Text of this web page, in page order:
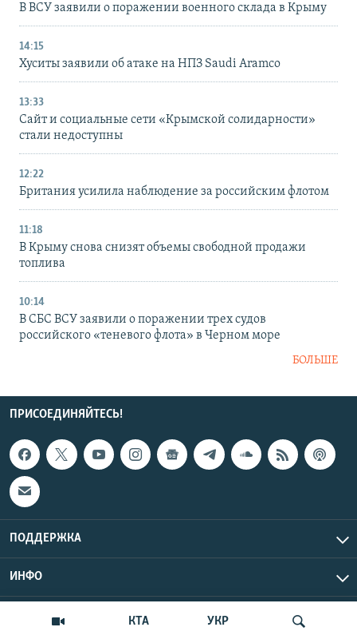
КТА УКР
В ВСУ заявили о поражении военного склада в Крыму
14:15
Хуситы заявили об атаке на НПЗ Saudi Aramco
13:33
Сайт и социальные сети «Крымской солидарности»
стали недоступны
12:22
Британия усилила наблюдение за российским флотом
11:18
В Крыму снова снизят объемы свободной продажи
топлива
10:14
В СБС ВСУ заявили о поражении трех судов
российского «теневого флота» в Черном море
БОЛЬШЕ
ПРИСОЕДИНЯЙТЕСЬ!
ПОДДЕРЖКА
ИНФО
Copyright Крым.Реалии, 2026 | Все права защищены.
UTC+3